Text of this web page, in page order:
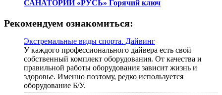
САНАТОРИЙ «РУСЬ» Горячий ключ
Рекомендуем ознакомиться:
Экстремальные виды спорта. Дайвинг
У каждого профессионального дайвера есть свой
собственный комплект оборудования. От качества и
правильной работы оборудования зависит жизнь и
здоровье. Именно поэтому, редко используется
оборудование Б/У.